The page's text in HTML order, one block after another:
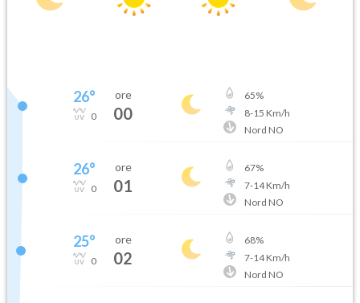
26°
0
ore
00
65%
8-15 Km/h
Nord NO
26°
0
ore
01
67%
7-14Km/h
Nord NO
25°
0
ore
02
68%
7-14Km/h
Nord NO